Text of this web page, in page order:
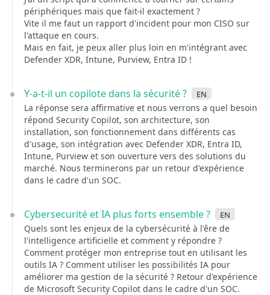
périphériques mais que fait-il exactement ?
Vite il me faut un rapport d'incident pour mon CISO sur
l'attaque en cours.
Mais en fait, je peux aller plus loin en m'intégrant avec
Defender XDR, Intune, Purview, Entra ID !
Y-a-t-il un copilote dans la sécurité ? en
La réponse sera affirmative et nous verrons a quel besoin
répond Security Copilot, son architecture, son
installation, son fonctionnement dans différents cas
d'usage, son intégration avec Defender XDR, Entra ID,
Intune, Purview et son ouverture vers des solutions du
marché. Nous terminerons par un retour d'expérience
dans le cadre d'un SOC.
Cybersecurité et IA plus forts ensemble ? en
Quels sont les enjeux de la cybersécurité à l'êre de
l'intelligence artificielle et comment y répondre ?
Comment protéger mon entreprise tout en utilisant les
outils IA ? Comment utiliser les possibilités IA pour
améliorer ma gestion de la sécurité ? Retour d'expérience
de Microsoft Security Copilot dans le cadre d'un SOC.